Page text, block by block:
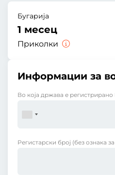
Бугарија
1 месец
Приколки
Информации за
Во која држава е
Регистарски број (без ознака